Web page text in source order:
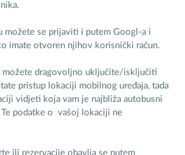
možete se prijaviti i putem Googl-a i
imate otvoren njihov korisnički račun.
možete dragovoljno uključite/isključiti
pristup lokaciji mobilnog uređaja, tada
vidjeti koja vam je najbliža autobusni
podatke o vašoj lokaciji ne
ili rezervacije obavlja se putem